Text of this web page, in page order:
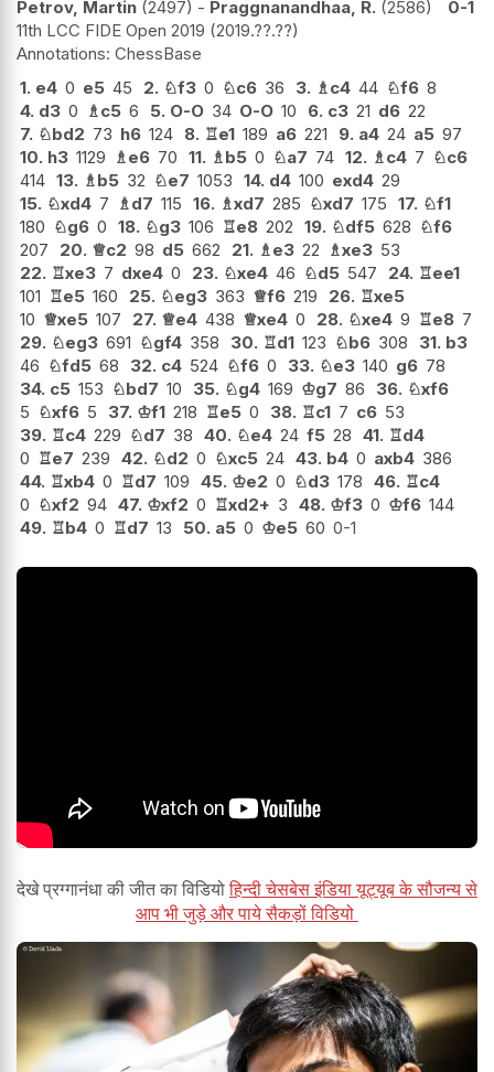
Petrov, Martin 2497 - Praggnanandhaa, R. 2586
0-1
11th LCC FIDE Open 2019 2019.??.??
ChessBase
1. e4 0 e5 45 2. ♘f3 0 ♘c6 36 3. ♗c4 44 ♘f6 8
4. d3 0 ♗c5 6 5. O-O 34 O-O 10 6. c3 21 d6 22
7. ♘bd2 73 h6 124 8. ♖e1 189 a6 221 9. a4 24 a5 97
10. h3 1129 ♗e6 70 11. ♗b5 0 ♘a7 74 12. ♗c4 7 ♘c6
414 13. ♗b5 32 ♘e7 1053 14. d4 100 exd4 29
15. ♘xd4 7 ♗d7 115 16. ♗xd7 285 ♘xd7 175 17. ♘f1
180 ♘g6 0 18. ♘g3 106 ♖e8 202 19. ♘df5 628 ♘f6
207
20. ♕c2 98 d5 662 21. ♗e3 22 ♗xe3 53
22. ♖xe3 7 dxe4 0 23. ♘xe4 46 ♘d5 547 24. ♖ee1
101 ♖e5 160 25. ♘eg3 363 ♕f6 219 26. ♖xe5
10 ♕xe5 107 27. ♕e4 438 ♕xe4 0 28. ♘xe4 9 ♖e8 7
29. ♘eg3 691 ♘gf4 358 30. ♖d1 123 ♘b6 308 31. b3
46 ♘fd5 68 32. c4 524 ♘f6 0 33. ♘e3 140 g6 78
34. c5 153 ♘bd7 10 35. ♘g4 169 ♔g7 86 36. ♘xf6
5 ♘xf6 5 37. ♔f1 218 ♖e5 0 38. ♖c1 7 c6 53
39. ♖c4 229 ♘d7 38 40. ♘e4 24 f5 28 41. ♖d4
0 ♖e7 239 42. ♘d2 0 ♘xc5 24 43. b4 0 axb4 386
44. ♖xb4 0 ♖d7 109 45. ♔e2 0 ♘d3 178 46. ♖c4
0 ♘xf2 94 47. ♔xf2 0 ♖xd2+ 3 48. ♔f3 0 ♔f6 144
49. ♖b4 0 ♖d7 13 50. a5 0 ♔e5 60 0-1
देखे प्रग्गानंधा की जीत का विडियोहिन्दी चेसबेस इंडिया यूट्यूब के सौजन्य से
आप भी जुड़े और पाये सैकड़ों विडियो